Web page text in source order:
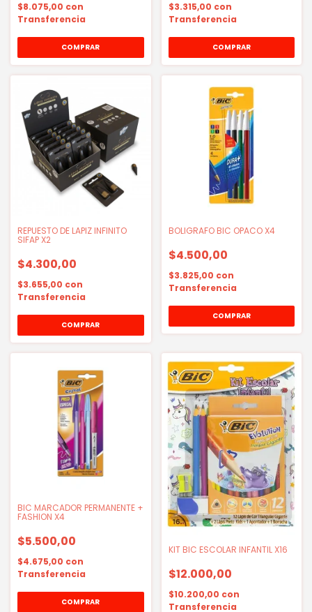
$8.075,00 con
Transferencia
COMPRAR
$3.315,00 con
Transferencia
REPUESTO DE LAPIZ INFINITO
SIFAP X2
$4.300,00
$3.655,00 con
Transferencia
BOLIGRAFO BIC OPACO X4
$4.500,00
$3.825,00 con
Transferencia
BIC MARCADOR PERMANENTE +
FASHION X4
$5.500,00
$4.675,00 con
Transferencia
KIT BIC ESCOLAR INFANTIL X16
$12.000,00
$10.200,00 con
Transferencia